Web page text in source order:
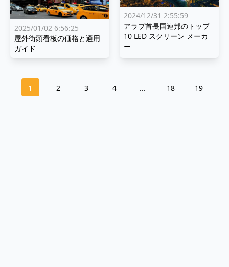
2025/01/02 6:56:25
屋外街頭看板の価格と適用
ガイド
2024/12/31 2:55:59
アラブ首長国連邦のトップ
10 LED スクリーン メーカ
ー
1 2 3 4 ... 18 19